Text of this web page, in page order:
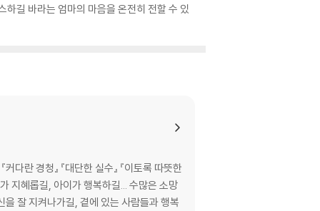
길 바라는 엄마의 마음을 온전히 전할 수 있
란 경청』 『대단한 실수』 『이토록 따뜻한
지혜롭길, 아이가 행복하길... 수많은 소망
잘 지켜나가길, 곁에 있는 사람들과 행복